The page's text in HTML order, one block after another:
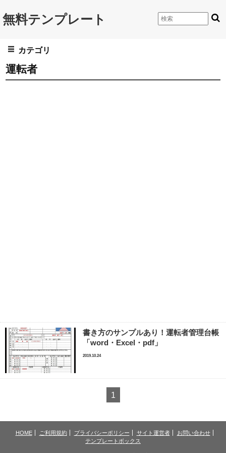
無料テンプレート
カテゴリ
運転者
書き方のサンプルあり！運転者管理台帳
「word・Excel・pdf」
2019.10.24
1
HOME ご利用規約 プライバシーポリシー サイト運営者
お問い合わせ
テンプレートボックス